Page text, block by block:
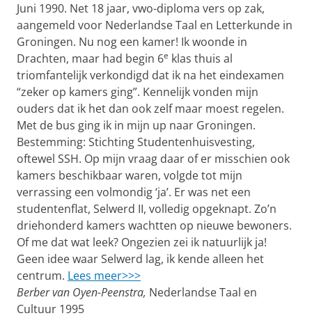
Juni 1990. Net 18 jaar, vwo-diploma vers op zak,
aangemeld voor Nederlandse Taal en Letterkunde in
Groningen. Nu nog een kamer! Ik woonde in
Drachten, maar had begin 6e klas thuis al
triomfantelijk verkondigd dat ik na het eindexamen
“zeker op kamers ging”. Kennelijk vonden mijn
ouders dat ik het dan ook zelf maar moest regelen.
Met de bus ging ik in mijn up naar Groningen.
Bestemming: Stichting Studentenhuisvesting,
oftewel SSH. Op mijn vraag daar of er misschien ook
kamers beschikbaar waren, volgde tot mijn
verrassing een volmondig ‘ja’. Er was net een
studentenflat, Selwerd II, volledig opgeknapt. Zo’n
driehonderd kamers wachtten op nieuwe bewoners.
Of me dat wat leek? Ongezien zei ik natuurlijk ja!
Geen idee waar Selwerd lag, ik kende alleen het
centrum. Lees meer>>>
Berber van Oyen-Peenstra, Nederlandse Taal en
Cultuur 1995